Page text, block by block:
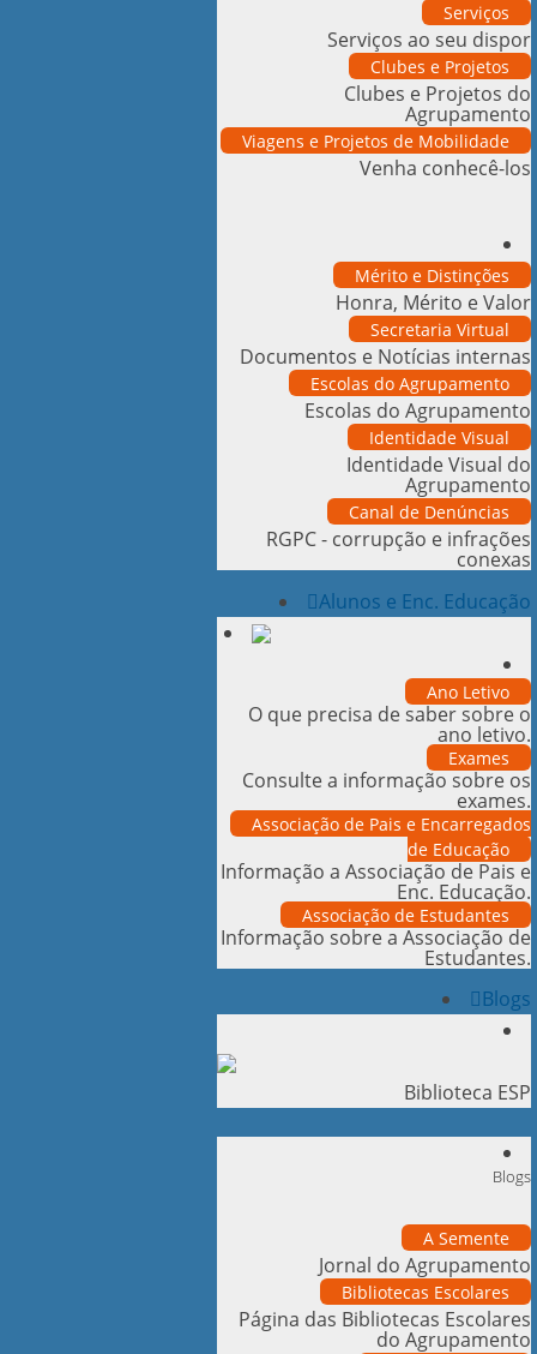
Serviços
Serviços ao seu dispor
Clubes e Projetos
Clubes e Projetos do
Agrupamento
Viagens e Projetos de Mobilidade
Venha conhecê-los
Mérito e Distinções
Honra, Mérito e Valor
Secretaria Virtual
Documentos e Notícias internas
Escolas do Agrupamento
Escolas do Agrupamento
Identidade Visual
Identidade Visual do
Agrupamento
Canal de Denúncias
RGPC - corrupção e infrações
conexas
Alunos e Enc. Educação
Ano Letivo
O que precisa de saber sobre o
ano letivo.
Exames
Consulte a informação sobre os
exames.
Associação de Pais e Encarregados
de Educação
Informação a Associação de Pais e
Enc. Educação.
Associação de Estudantes
Informação sobre a Associação de
Estudantes.
Blogs
Biblioteca ESP
Blogs
A Semente
Jornal do Agrupamento
Bibliotecas Escolares
Página das Bibliotecas Escolares
do Agrupamento